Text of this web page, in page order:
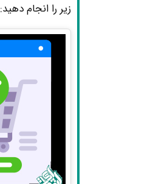
زیر را انجام دهید: